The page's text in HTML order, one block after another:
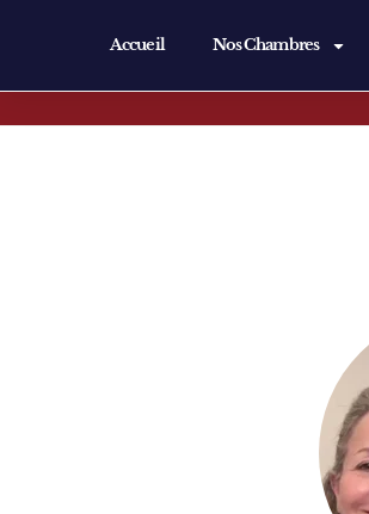
Accueil Nos Chambres